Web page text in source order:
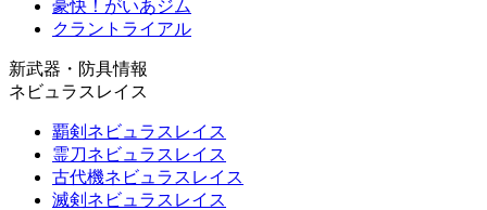
豪快！がいあジム
クラントライアル
新武器・防具情報
ネビュラスレイス
覇剣ネビュラスレイス
霊刀ネビュラスレイス
古代機ネビュラスレイス
滅剣ネビュラスレイス